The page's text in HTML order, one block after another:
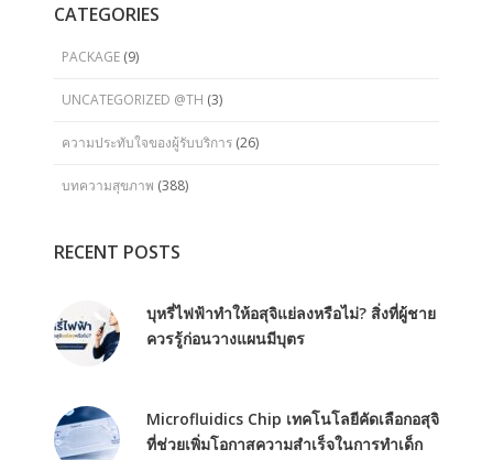
CATEGORIES
PACKAGE (9)
UNCATEGORIZED @TH (3)
ความประทับใจของผู้รับบริการ (26)
บทความสุขภาพ (388)
RECENT POSTS
บุหรี่ไฟฟ้าทำให้อสุจิแย่ลงหรือไม่? สิ่งที่ผู้ชาย
ควรรู้ก่อนวางแผนมีบุตร
Microfluidics Chip เทคโนโลยีคัดเลือกอสุจิ
ที่ช่วยเพิ่มโอกาสความสำเร็จในการทำเด็ก